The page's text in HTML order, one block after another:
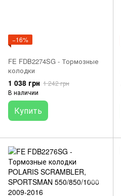
−16%
FE FDB2274SG - Тормозные
колодки
1 038 грн 1 242 грн
В наличии
Купить